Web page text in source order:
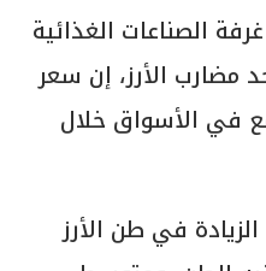
الصناعات الغذائية
مضارب الأرز، إن سعر
في الأسواق خلال
في طن الأرز